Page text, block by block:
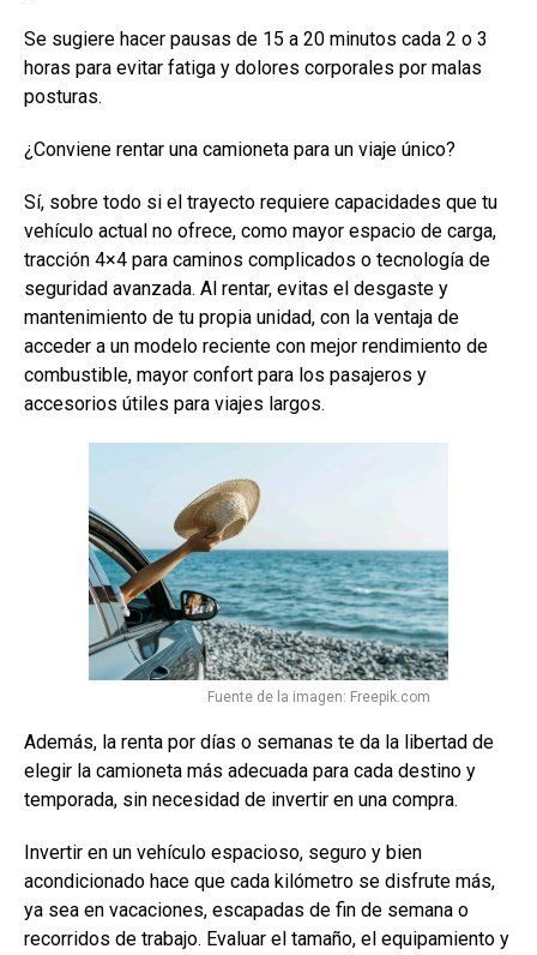
Se sugiere hacer pausas de 15 a 20 minutos cada 2 o 3
horas para evitar fatiga y dolores corporales por malas
posturas.
¿Conviene rentar una camioneta para un viaje único?
Sí, sobre todo si el trayecto requiere capacidades que tu
vehículo actual no ofrece, como mayor espacio de carga,
tracción 4×4 para caminos complicados o tecnología de
seguridad avanzada. Al rentar, evitas el desgaste y
mantenimiento de tu propia unidad, con la ventaja de
acceder a un modelo reciente con mejor rendimiento de
combustible, mayor confort para los pasajeros y
accesorios útiles para viajes largos.
Fuente de la imagen: Freepik.com
Además, la renta por días o semanas te da la libertad de
elegir la camioneta más adecuada para cada destino y
temporada, sin necesidad de invertir en una compra.
Invertir en un vehículo espacioso, seguro y bien
acondicionado hace que cada kilómetro se disfrute más,
ya sea en vacaciones, escapadas de fin de semana o
recorridos de trabajo. Evaluar el tamaño, el equipamiento y